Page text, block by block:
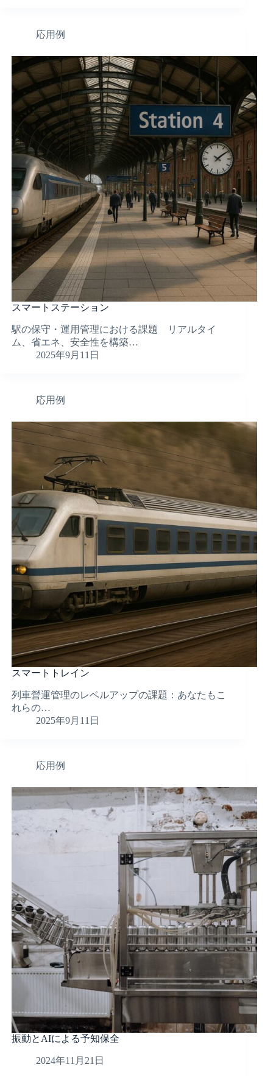
応用例
スマートステーション
駅の保守・運用管理における課題 リアルタイ
ム、省エネ、安全性を構築…
2025年9月11日
応用例
スマートトレイン
列車營運管理のレベルアップの課題：あなたもこ
れらの…
2025年9月11日
応用例
振動とAIによる予知保全
2024年11月21日